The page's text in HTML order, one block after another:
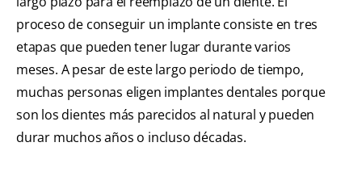
proceso de conseguir un implante consiste en tres
etapas que pueden tener lugar durante varios
meses. A pesar de este largo periodo de tiempo,
muchas personas eligen implantes dentales porque
son los dientes más parecidos al natural y pueden
durar muchos años o incluso décadas.